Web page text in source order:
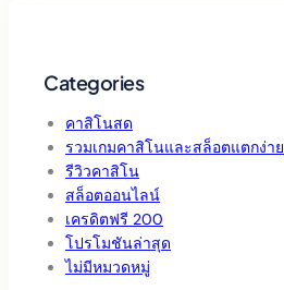
Categories
คาสิโนสด
รวมเกมคาสิโนและสล็อตแตกง่าย
รีวิวคาสิโน
สล็อตออนไลน์
เครดิตฟรี 200
โปรโมชันล่าสุด
ไม่มีหมวดหมู่